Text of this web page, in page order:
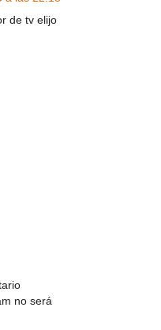
de tv elijo
no será